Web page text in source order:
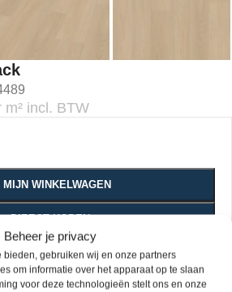
Beheer je privacy
bieden, gebruiken wij en onze partners
om informatie over het apparaat op te slaan
voor deze technologieën stelt ons en onze
m² incl. BTW
MIJN WINKELWAGEN
DIRECT KOPEN
verkrijgbaar in een verlijmde variant
voor stuk voorzien van een sterke